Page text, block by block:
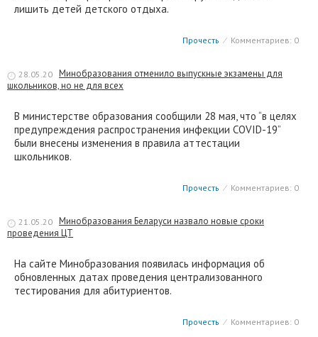
лишить детей детского отдыха.
Прочесть ⁄ Комментариев: 0
28.05.20 Минобразования отменило выпускные экзамены для
школьников, но не для всех
В министерстве образования сообщили 28 мая, что “в целях
предупреждения распространения инфекции COVID-19”
были внесены изменения в правила аттестации
школьников.
Прочесть ⁄ Комментариев: 0
21.05.20 Минобразования Беларуси назвало новые сроки
проведения ЦТ
На сайте Минобразования появилась информация об
обновленных датах проведения централизованного
тестирования для абитуриентов.
Прочесть ⁄ Комментариев: 0